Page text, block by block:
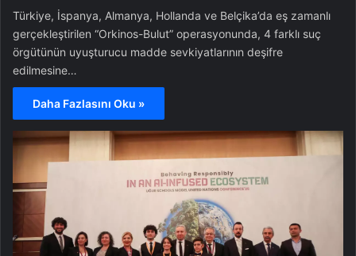
Türkiye, İspanya, Almanya, Hollanda ve Belçika’da eş zamanlı
gerçekleştirilen “Orkinos-Bulut” operasyonunda, 4 farklı suç
örgütünün uyuşturucu madde sevkiyatlarının deşifre
edilmesine…
Daha Fazlasını Oku »